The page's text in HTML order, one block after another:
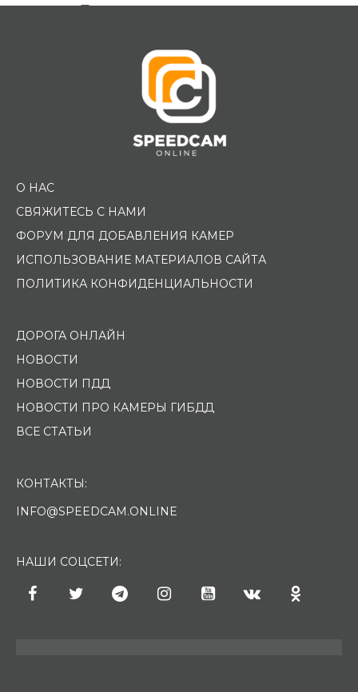
Помощь водителю
О НАС
СВЯЖИТЕСЬ С НАМИ
ФОРУМ ДЛЯ ДОБАВЛЕНИЯ КАМЕР
ИСПОЛЬЗОВАНИЕ МАТЕРИАЛОВ САЙТА
ПОЛИТИКА КОНФИДЕНЦИАЛЬНОСТИ
ДОРОГА ОНЛАЙН
НОВОСТИ
НОВОСТИ ПДД
НОВОСТИ ПРО КАМЕРЫ ГИБДД
ВСЕ СТАТЬИ
КОНТАКТЫ:
INFO@SPEEDCAM.ONLINE
НАШИ СОЦСЕТИ: